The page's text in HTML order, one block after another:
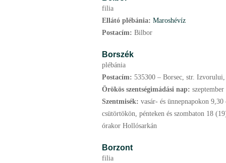
filia
Ellátó plébánia: Maroshévíz
Postacím: Bilbor
Borszék
plébánia
Postacím: 535300 – Borsec, str.
Örökös szentségimádási nap: szeptember
Szentmisék: vasár- és ünnepnapokon
csütörtökön, pénteken és szombaton 18
órakor Hollósarkán
Borzont
filia